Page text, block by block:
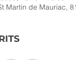
Martin de Mauriac,